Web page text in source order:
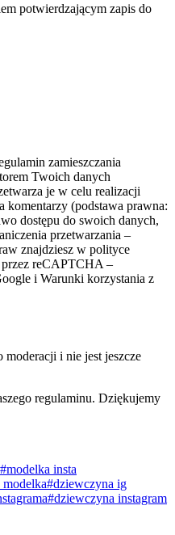
potwierdzającym zapis do
zamieszczania
Twoich danych
je w celu realizacji
komentarzy (podstawa prawna:
dostępu do swoich danych,
przetwarzania –
znajdziesz w polityce
reCAPTCHA –
i Warunki korzystania z
moderacji i nie jest jeszcze
regulaminu. Dziękujemy
#modelka insta
#dziewczyna ig
#dziewczyna instagram